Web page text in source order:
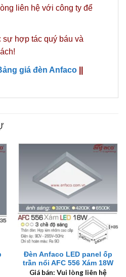
liên hệ với công ty để
hợp tác quý báu và
giá đèn Anfaco
Đèn Anfaco LED panel ốp
trần nổi AFC 556 Xám 18W
Giá bán: Vui lòng liên hệ